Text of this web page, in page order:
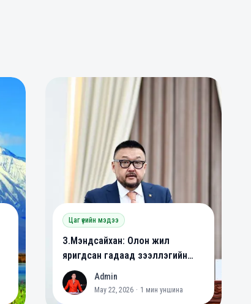
Цаг үеийн мэдээ
З.Мэндсайхан: Олон жил
яригдсан гадаад зээллэгийн
хууль батлагдлаа
A
Admin
May 22, 2026 · 1 мин уншина